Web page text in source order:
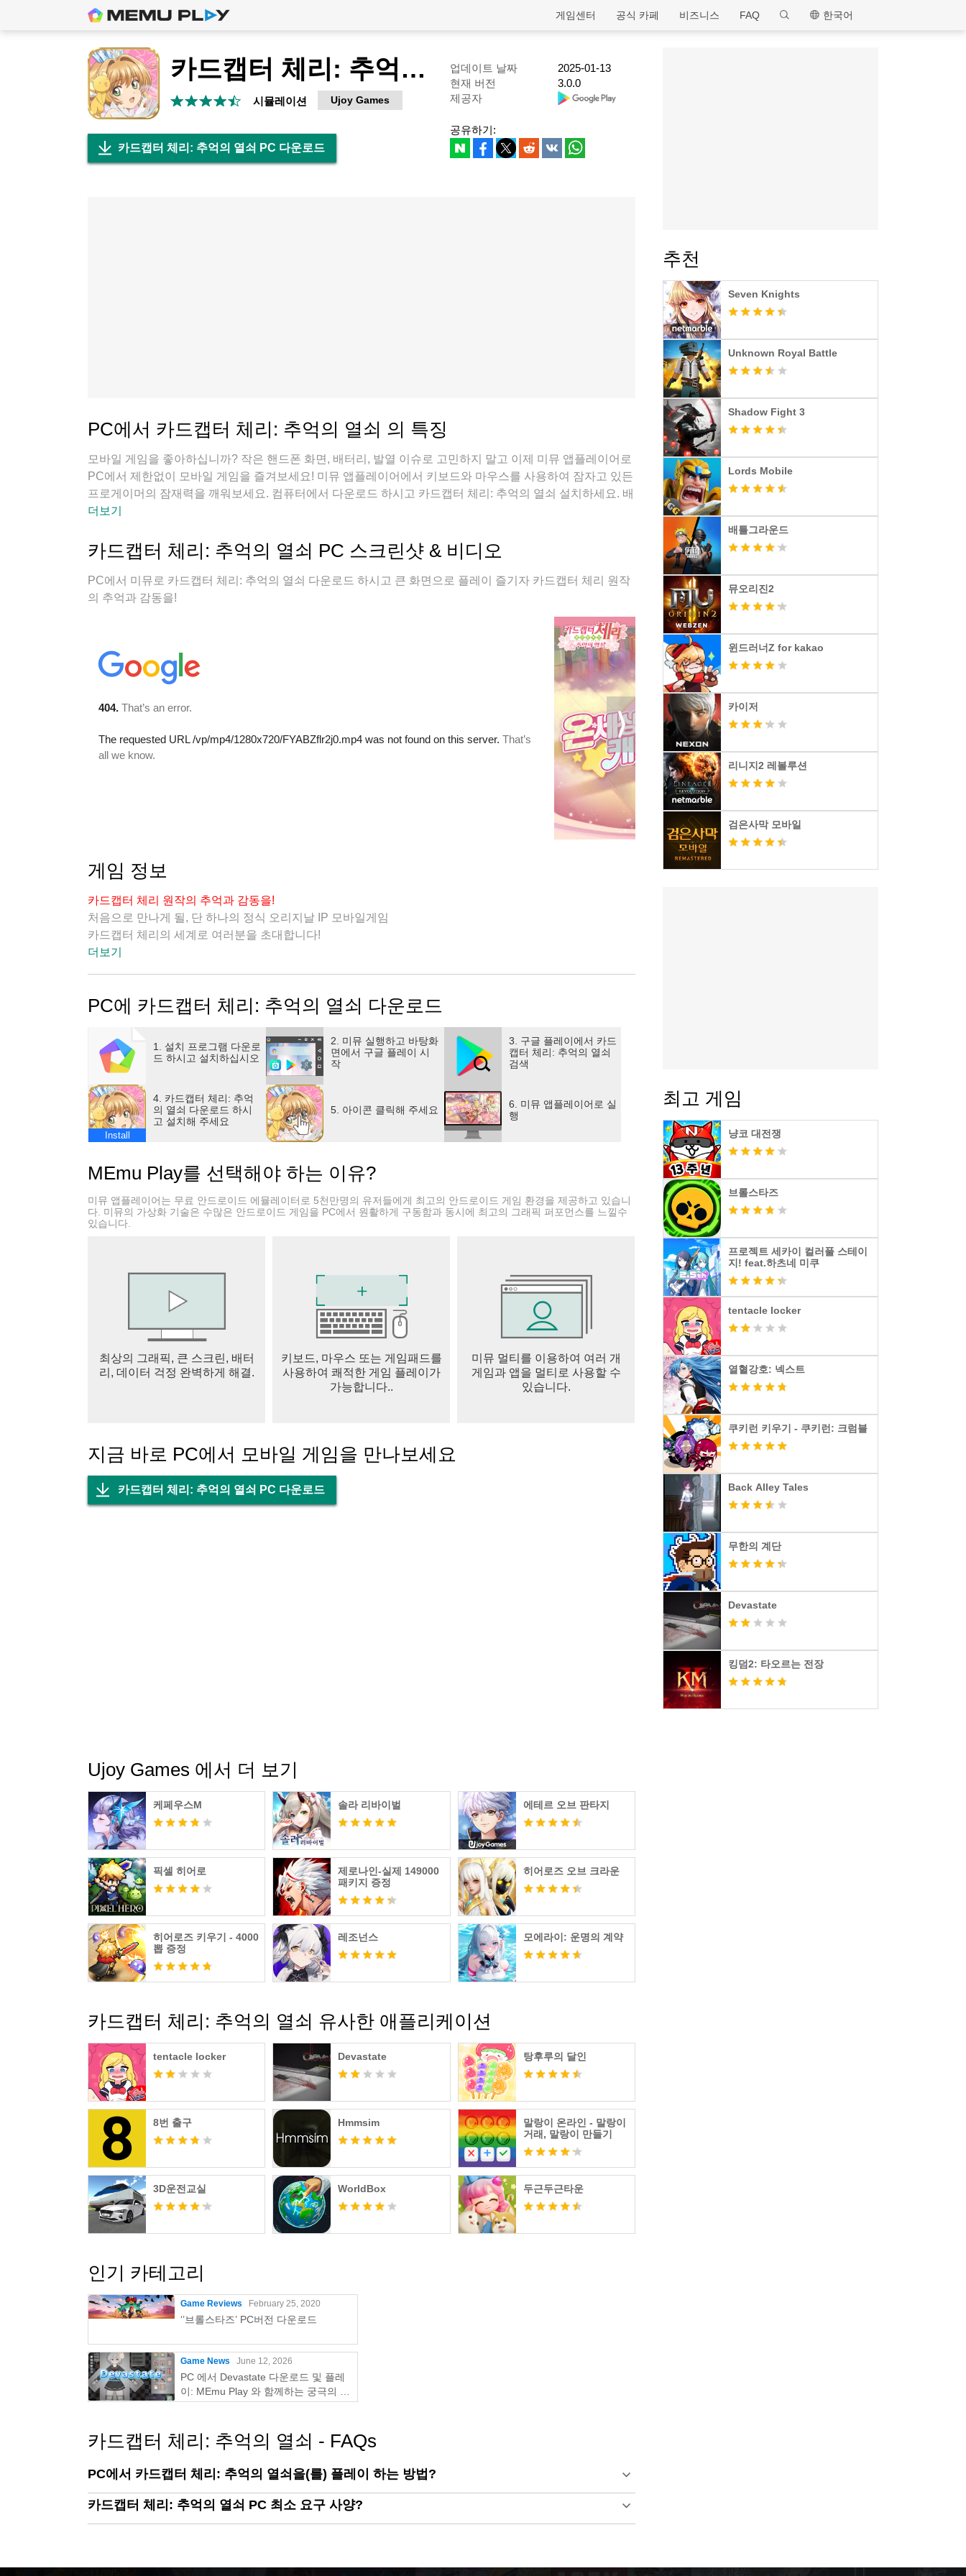
MEmu
한국어
FAQ
비즈니스
공식 카페
게임센터
카드캡터 체리: 추억의 열쇠
시뮬레이션 Ujoy Games
업데이트 날짜
2025-01-13
현재 버전
3.0.0
제공자
카드캡터 체리: 추억의 열쇠 PC 다운로드
공유하기:
PC에서 카드캡터 체리: 추억의 열쇠 의 특징
모바일 게임을 좋아하십니까? 작은 핸드폰 화면, 배터리, 발열 이슈로 고민하지 말고 이제 미뮤 앱플레이어로
PC에서 제한없이 모바일 게임을 즐겨보세요! 미뮤 앱플레이어에서 키보드와 마우스를 사용하여 잠자고 있든
프로게이머의 잠재력을 깨워보세요. 컴퓨터에서 다운로드 하시고 카드캡터 체리: 추억의 열쇠 설치하세요. 배
터리 걱정, 발열 걱정 필요없이 마음껏 즐길수 있습니다; 미뮤 멀티로 무장하여 모바일 게임을 한층 더 재미있
더보기
카드캡터 체리: 추억의 열쇠 PC 스크린샷 & 비디오
PC에서 미뮤로 카드캡터 체리: 추억의 열쇠 다운로드 하시고 큰 화면으로 플레이 즐기자 카드캡터 체리 원작
의 추억과 감동을!
게임 정보
카드캡터 체리 원작의 추억과 감동을!
처음으로 만나게 될, 단 하나의 정식 오리지날 IP 모바일게임
카드캡터 체리의 세계로 여러분을 초대합니다!
더보기
PC에 카드캡터 체리: 추억의 열쇠 다운로드
1. 설치 프로그램 다운로
드 하시고 설치하십시오
2. 미뮤 실행하고 바탕화
면에서 구글 플레이 시
작
3. 구글 플레이에서 카드
캡터 체리: 추억의 열쇠
검색
Install
4. 카드캡터 체리: 추억
의 열쇠 다운로드 하시
고 설치해 주세요
5. 아이콘 클릭해 주세요
6. 미뮤 앱플레이어로 실
행
MEmu Play를 선택해야 하는 이유?
미뮤 앱플레이어는 무료 안드로이드 에뮬레이터로 5천만명의 유저들에게 최고의 안드로이드 게임 환경을 제공하고 있습니
다. 미뮤의 가상화 기술은 수많은 안드로이드 게임을 PC에서 원활하게 구동함과 동시에 최고의 그래픽 퍼포먼스를 느낄수
있습니다.
최상의 그래픽, 큰 스크린, 배터
리, 데이터 걱정 완벽하게 해결.
키보드, 마우스 또는 게임패드를
사용하여 쾌적한 게임 플레이가
가능합니다..
미뮤 멀티를 이용하여 여러 개
게임과 앱을 멀티로 사용할 수
있습니다.
지금 바로 PC에서 모바일 게임을 만나보세요
카드캡터 체리: 추억의 열쇠 PC 다운로드
Ujoy Games 에서 더 보기
케페우스M 솔라 리바이벌 에테르 오브 판타지
픽셀 히어로
제로나인-실제 149000
패키지 증정
히어로즈 오브 크라운
히어로즈 키우기 - 4000
뽑 증정
레조넌스 모에라이: 운명의 계약
카드캡터 체리: 추억의 열쇠 유사한 애플리케이션
tentacle locker Devastate 탕후루의 달인
8번 출구 Hmmsim
말랑이 온라인 - 말랑이
거래, 말랑이 만들기
3D운전교실 WorldBox 두근두근타운
인기 카테고리
Game Reviews February 25, 2020
‘’브롤스타즈’ PC버전 다운로드
Game News June 12, 2026
PC 에서 Devastate 다운로드 및 플레
이: MEmu Play 와 함께하는 궁극의 게
이밍 가이드
카드캡터 체리: 추억의 열쇠 - FAQs
PC에서 카드캡터 체리: 추억의 열쇠을(를) 플레이 하는 방법?
카드캡터 체리: 추억의 열쇠 PC 최소 요구 사양?
추천
Seven Knights
Unknown Royal Battle
Shadow Fight 3
Lords Mobile
배틀그라운드
뮤오리진2
윈드러너Z for kakao
카이저
리니지2 레볼루션
검은사막 모바일
최고 게임
냥코 대전쟁
브롤스타즈
프로젝트 세카이 컬러풀 스테이
지! feat.하츠네 미쿠
tentacle locker
열혈강호: 넥스트
쿠키런 키우기 - 쿠키런: 크럼블
Back Alley Tales
무한의 계단
Devastate
킹덤2: 타오르는 전장